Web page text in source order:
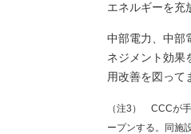
エネルギーを充
中部電力、中部
ネジメント効果
用改善を図って
（注3） CCCが
ープンする。同施